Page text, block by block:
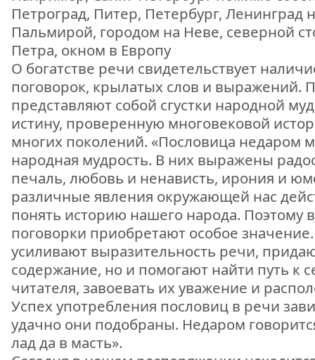
Петроград, Питер, Петербург, Ленинград
Пальмирой, городом на Неве, северной
Петра, окном в Европу
О богатстве речи свидетельствует
поговорок, крылатых слов и выражений.
представляют собой сгустки народной
истину, проверенную многовековой
многих поколений. «Пословица недаром
народная мудрость. В них выражены
печаль, любовь и ненависть, ирония и
различные явления окружающей нас
понять историю нашего народа. Поэтому
поговорки приобретают особое
усиливают выразительность речи,
содержание, но и помогают найти путь к
читателя, завоевать их уважение и
Успех употребления пословиц в речи
удачно они подобраны. Недаром
лад да в масть».